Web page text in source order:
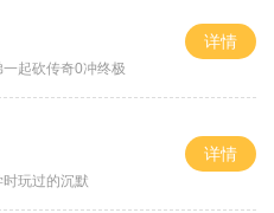
起砍传奇0冲终极
详情
过的沉默
详情